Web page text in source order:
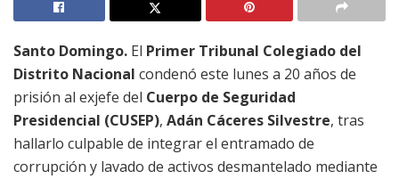
Santo Domingo. El Primer Tribunal Colegiado del
Distrito Nacional condenó este lunes a 20 años de
prisión al exjefe del Cuerpo de Seguridad
Presidencial (CUSEP), Adán Cáceres Silvestre, tras
hallarlo culpable de integrar el entramado de
corrupción y lavado de activos desmantelado mediante